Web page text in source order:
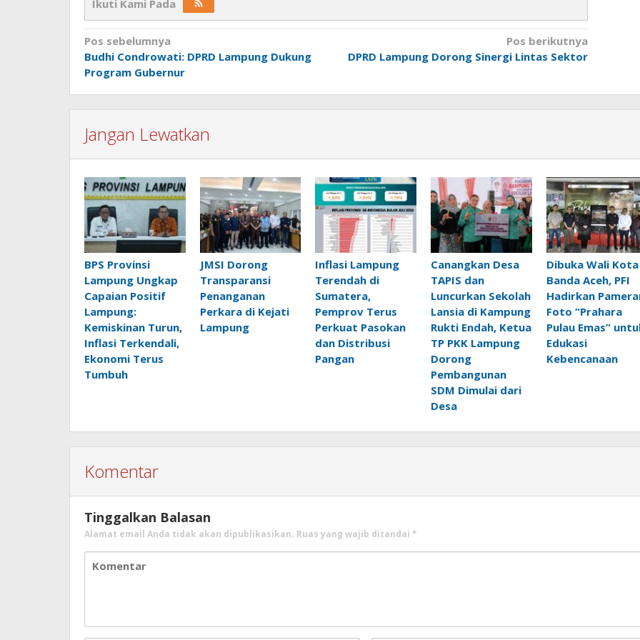
Ikuti Kami Pada
Navigasi
pos
Pos sebelumnya
Budhi Condrowati: DPRD Lampung Dukung
Program Gubernur
Pos berikutnya
DPRD Lampung Dorong Sinergi Lintas Sektor
Jangan Lewatkan
BPS Provinsi
Lampung Ungkap
Capaian Positif
Lampung:
Kemiskinan Turun,
Inflasi Terkendali,
Ekonomi Terus
Tumbuh
JMSI Dorong
Transparansi
Penanganan
Perkara di Kejati
Lampung
Inflasi Lampung
Terendah di
Sumatera,
Pemprov Terus
Perkuat Pasokan
dan Distribusi
Pangan
Canangkan Desa
TAPIS dan
Luncurkan Sekolah
Lansia di Kampung
Rukti Endah, Ketua
TP PKK Lampung
Dorong
Pembangunan
SDM Dimulai dari
Desa
Dibuka Wali Kota
Banda Aceh, PFI
Hadirkan
Foto “Prahara
Pulau Emas”
Edukasi
Kebencanaan
Komentar
Tinggalkan Balasan
Alamat email Anda tidak akan dipublikasikan. Ruas yang wajib ditandai *